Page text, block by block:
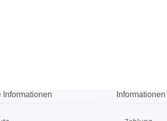
Informationen Informationen